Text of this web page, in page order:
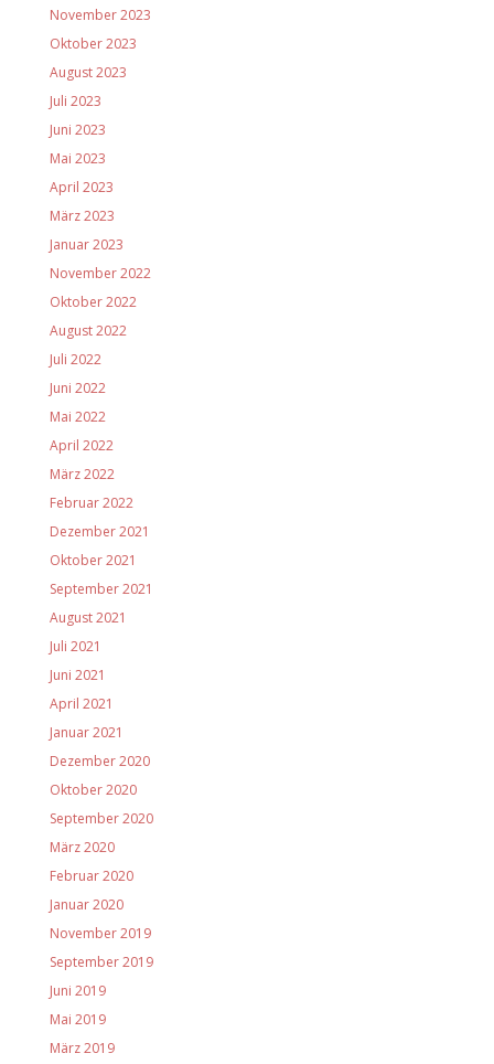
November 2023
Oktober 2023
August 2023
Juli 2023
Juni 2023
Mai 2023
April 2023
März 2023
Januar 2023
November 2022
Oktober 2022
August 2022
Juli 2022
Juni 2022
Mai 2022
April 2022
März 2022
Februar 2022
Dezember 2021
Oktober 2021
September 2021
August 2021
Juli 2021
Juni 2021
April 2021
Januar 2021
Dezember 2020
Oktober 2020
September 2020
März 2020
Februar 2020
Januar 2020
November 2019
September 2019
Juni 2019
Mai 2019
März 2019